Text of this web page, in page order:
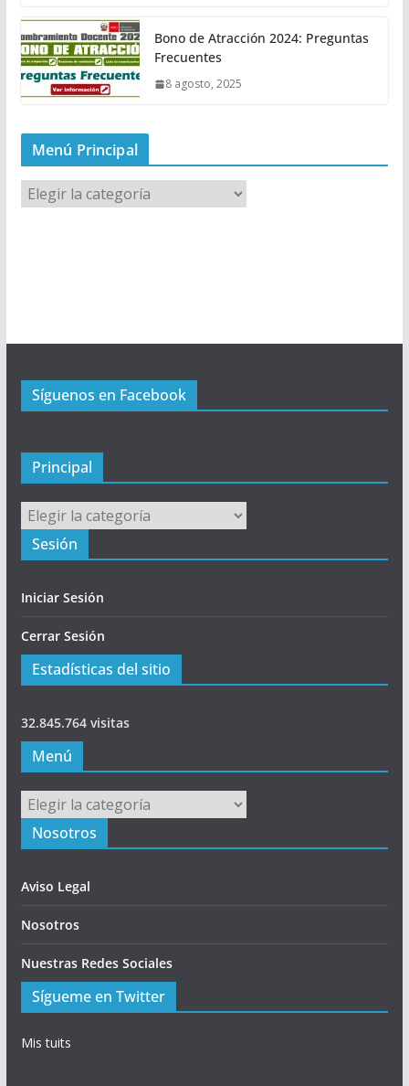
Bono de Atracción 2024: Preguntas
Frecuentes
8 agosto, 2025
Menú Principal
M
e
Síguenos en Facebook
Principal
Principal
Sesión
Iniciar Sesión
Cerrar Sesión
Estadísticas del sitio
32.845.764 visitas
Menú
Menú
Nosotros
Aviso Legal
Nosotros
Nuestras Redes Sociales
Sígueme en Twitter
Mis tuits